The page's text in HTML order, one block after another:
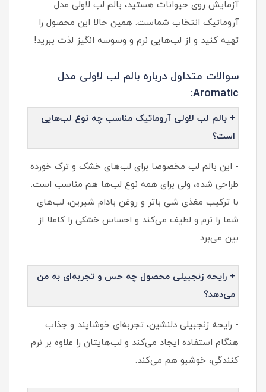
آزمایش روی حیوانات هستید، بالم لب لاولی مدل
آروماتیک انتخاب شماست. همین حالا این محصول را
تهیه کنید و از لب‌هایی نرم و وسوسه انگیز لذت ببرید!
سوالات متداول درباره بالم لب لاولی مدل
Aromatic:
+ بالم لب لاولی آروماتیک مناسب چه نوع لب‌هایی
است؟
- این بالم لب مخصوصا برای لب‌های خشک و ترک خورده
طراحی شده، ولی برای همه نوع لب‌ها هم مناسب است.
با ترکیب مغذی شی باتر و روغن بادام شیرین، لب‌های
شما را نرم و لطیف می‌کند و احساس خشکی را کاملا از
بین می‌برد.
+ رایحه زنجبیلی محصول چه حس و تجربه‌ای به من
می‌دهد؟
- رایحه زنجبیلی دلنشین، تجربه‌ای خوشایند و جذاب
هنگام استفاده ایجاد می‌کند و لب‌هایتان را علاوه بر نرم
کنندگی، خوشبو هم می‌کند.